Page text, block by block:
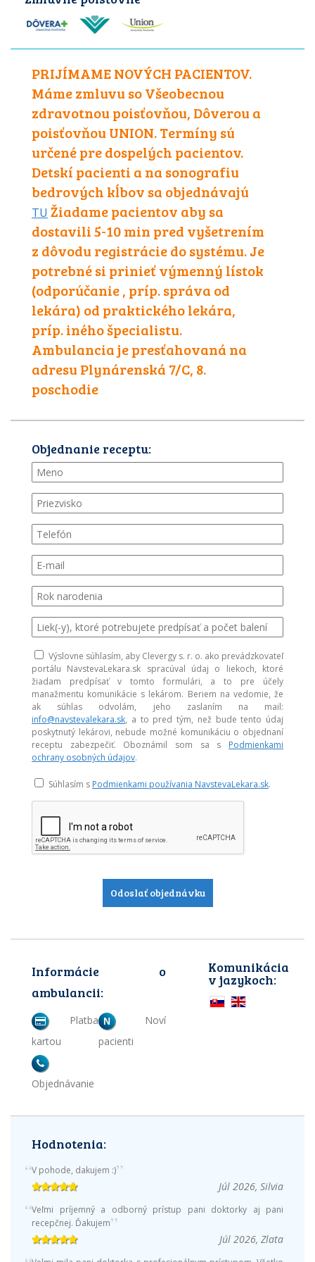
PRIJÍMAME NOVÝCH PACIENTOV.
Máme zmluvu so Všeobecnou
zdravotnou poisťovňou, Dôverou a
poisťovňou UNION. Termíny sú
určené pre dospelých pacientov.
Detskí pacienti a na sonografiu
bedrových kĺbov sa objednávajú
TU Žiadame pacientov aby sa
dostavili 5-10 min pred vyšetrením
z dôvodu registrácie do systému. Je
potrebné si prinieť výmenný lístok
(odporúčanie , príp. správa od
lekára) od praktického lekára,
príp. iného špecialistu.
Ambulancia je presťahovaná na
adresu Plynárenská 7/C, 8.
poschodie
Objednanie receptu:
Výslovne súhlasím, aby Clevergy s. r. o. ako prevádzkovateľ
portálu NavstevaLekara.sk spracúval údaj o liekoch, ktoré
žiadam predpísať v tomto formulári, a to pre účely
manažmentu komunikácie s lekárom. Beriem na vedomie, že
ak súhlas odvolám, jeho zaslaním na mail:
info@navstevalekara.sk, a to pred tým, než bude tento údaj
poskytnutý lekárovi, nebude možné komunikáciu o objednaní
receptu zabezpečiť. Oboznámil som sa s Podmienkami
ochrany osobných údajov.
Súhlasím s Podmienkami používania NavstevaLekara.sk.
Odoslať objednávku
Informácie o
ambulancii:
Platba
kartou
N Noví
pacienti
Objednávanie
Komunikácia
v jazykoch:
Hodnotenia:
V pohode, dakujem :)
Júl 2026, Silvia
Veľmi príjemný a odborný prístup pani doktorky aj pani
recepčnej. Ďakujem
Júl 2026, Zlata